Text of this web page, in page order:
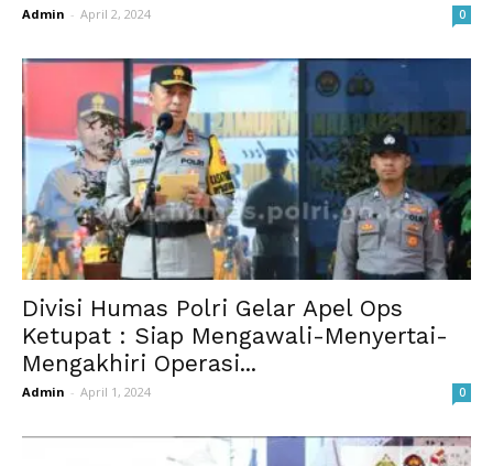
Admin - April 2, 2024 0
Divisi Humas Polri Gelar Apel Ops
Ketupat : Siap Mengawali-Menyertai-
Mengakhiri Operasi...
Admin - April 1, 2024 0